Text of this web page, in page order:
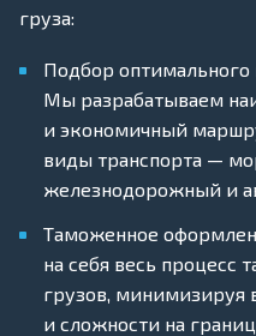
груза:
Подбор оптимального
Мы разрабатываем
и экономичный
виды транспорта —
железнодорожный и
Таможенное
на себя весь процесс
грузов,
и сложности на